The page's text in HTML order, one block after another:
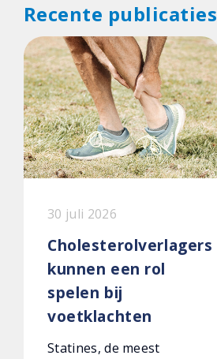
Recente publicaties
30 juli 2026
Cholesterolverlagers
kunnen een rol
spelen bij
voetklachten
Statines, de meest